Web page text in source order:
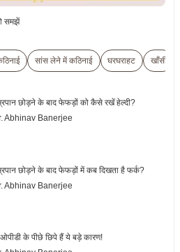
समझें
सांस लेने में कठिनाई घरघराहट खाँसी
छोड़ने के बाद फेफड़ों को कैसे रखें हेल्दी?
Abhinav Banerjee
छोड़ने के बाद फेफड़ों में कब दिखता है फर्क?
Abhinav Banerjee
के पीछे छिपे हैं ये बड़े कारण!